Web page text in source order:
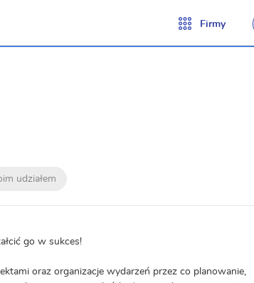
Firmy
udziałem
go w sukces!
oraz organizacje wydarzeń przez co planowanie,